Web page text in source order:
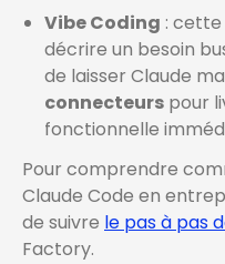
Vibe Coding :
décrire un besoin
de laisser Claude
connecteurs pour
fonctionnelle
Pour comprendre
Claude Code en
de suivre le pas à pas
Factory.